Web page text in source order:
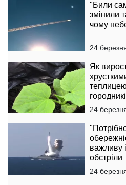
"Били
змінили
чому
24
Як
24
важливу
обстріли
24